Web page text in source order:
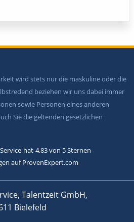
wird stets nur die maskuline oder die
beziehen wir uns dabei immer
sowie Personen eines anderen
Sie die geltenden gesetzlichen
hat 4,83von 5Sternen
auf ProvenExpert.com
Talentzeit GmbH,
Bielefeld